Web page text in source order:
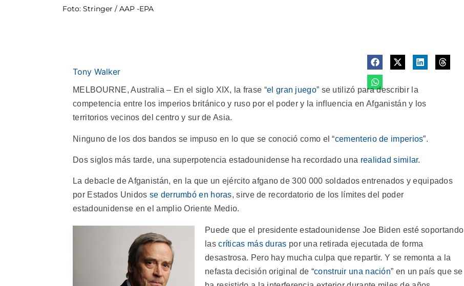
Foto: Stringer / AAP -EPA
Tony Walker
MELBOURNE, Australia – En el siglo XIX, la frase “el gran juego” se utilizó para describir la
competencia entre los imperios británico y ruso por el poder y la influencia en Afganistán y los
territorios vecinos del centro y sur de Asia.
Ninguno de los dos bandos se impuso en lo que se conoció como el “cementerio de imperios”.
Dos siglos más tarde, una superpotencia estadounidense ha recordado una realidad similar.
La debacle de Afganistán, en la que un ejército afgano de 300 000 soldados entrenados y equipados
por Estados Unidos se derrumbó en horas, sirve de recordatorio de los límites del poder
estadounidense en el amplio Oriente Medio.
Puede que el presidente estadounidense Joe Biden esté soportando
lascríticas más duras por una retirada ejecutada de forma
desastrosa. Pero hay mucha culpa que repartir. Y se remonta a la
nefasta decisión original de “construir una nación” en un país que se